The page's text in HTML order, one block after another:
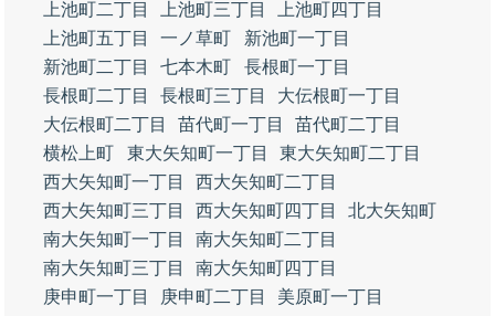
上池町二丁目
上池町三丁目
上池町四丁目
上池町五丁目
一ノ草町
新池町一丁目
新池町二丁目
七本木町
長根町一丁目
長根町二丁目
長根町三丁目
大伝根町一丁目
大伝根町二丁目
苗代町一丁目
苗代町二丁目
横松上町
東大矢知町一丁目
東大矢知町二丁目
西大矢知町一丁目
西大矢知町二丁目
西大矢知町三丁目
西大矢知町四丁目
北大矢知町
南大矢知町一丁目
南大矢知町二丁目
南大矢知町三丁目
南大矢知町四丁目
庚申町一丁目
庚申町二丁目 美原町一丁目